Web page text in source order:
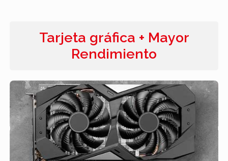
Tarjeta gráfica + Mayor
Rendimiento